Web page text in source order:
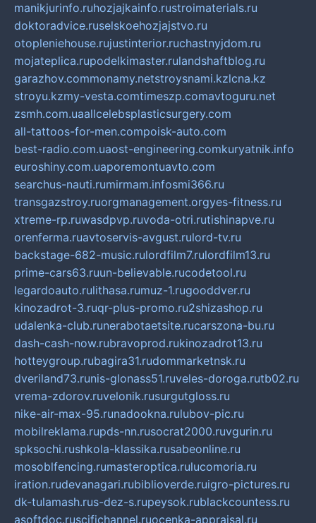
manikjurinfo.ruhozjajkainfo.rustroimaterials.ru
doktoradvice.ruselskoehozjajstvo.ru
otopleniehouse.rujustinterior.ruchastnyjdom.ru
mojateplica.rupodelkimaster.rulandshaftblog.ru
garazhov.commonamy.netstroysnami.kzlcna.kz
stroyu.kzmy-vesta.comtimeszp.comavtoguru.net
zsmh.com.uaallcelebsplasticsurgery.com
all-tattoos-for-men.compoisk-auto.com
best-radio.com.uaost-engineering.comkuryatnik.info
euroshiny.com.uaporemontuavto.com
searchus-nauti.rumirmam.infosmi366.ru
transgazstroy.ruorgmanagement.orgyes-fitness.ru
xtreme-rp.ruwasdpvp.ruvoda-otri.rutishinapve.ru
orenferma.ruavtoservis-avgust.rulord-tv.ru
backstage-682-music.rulordfilm7.rulordfilm13.ru
prime-cars63.ruun-believable.rucodetool.ru
legardoauto.rulithasa.rumuz-1.rugooddver.ru
kinozadrot-3.ruqr-plus-promo.ru2shizashop.ru
udalenka-club.runerabotaetsite.rucarszona-bu.ru
dash-cash-now.rubravoprod.rukinozadrot13.ru
hotteygroup.rubagira31.rudommarketnsk.ru
dveriland73.runis-glonass51.ruveles-doroga.rutb02.ru
vrema-zdorov.ruvelonik.rusurgutgloss.ru
nike-air-max-95.runadookna.rulubov-pic.ru
mobilreklama.rupds-nn.rusocrat2000.ruvgurin.ru
spksochi.rushkola-klassika.rusabeonline.ru
mosoblfencing.rumasteroptica.rulucomoria.ru
iration.rudevanagari.rubiblioverde.ruigro-pictures.ru
dk-tulamash.rus-dez-s.rupeysok.rublackcountess.ru
asoftdoc.ruscifichannel.ruocenka-appraisal.ru